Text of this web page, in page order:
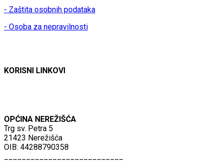
- Zaštita osobnih podataka
- Osoba za nepravilnosti
KORISNI LINKOVI
OPĆINA NEREŽIŠĆA
Trg sv. Petra 5
21423 Nerežišća
OIB: 44288790358